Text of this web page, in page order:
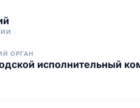
ОРГАН
исполнительный